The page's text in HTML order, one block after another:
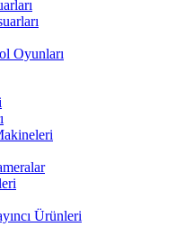
Oyunları
Ürünleri